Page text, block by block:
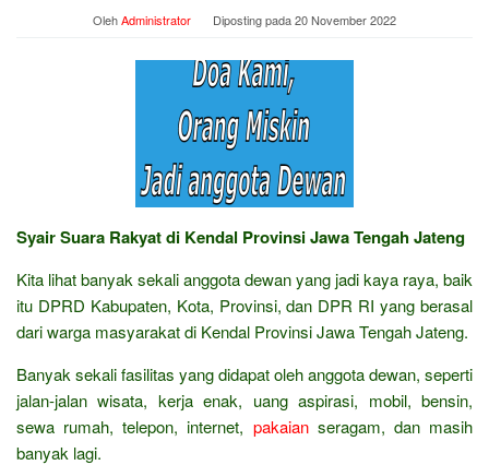
OlehAdministrator Diposting pada20 November 2022
Syair Suara Rakyat di Kendal Provinsi Jawa Tengah Jateng
Kita lihat banyak sekali anggota dewan yang jadi kaya raya, baik
itu DPRD Kabupaten, Kota, Provinsi, dan DPR RI yang berasal
dari warga masyarakat di Kendal Provinsi Jawa Tengah Jateng.
Banyak sekali fasilitas yang didapat oleh anggota dewan, seperti
jalan-jalan wisata, kerja enak, uang aspirasi, mobil, bensin,
sewa rumah, telepon, internet, pakaianseragam, dan masih
banyak lagi.